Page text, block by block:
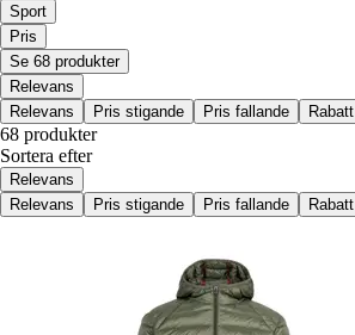
Sport
Pris
Se 68 produkter
Relevans
Relevans
Pris stigande Pris fallande Rabatt
68 produkter
Sortera efter
Relevans
Relevans
Pris stigande Pris fallande Rabatt